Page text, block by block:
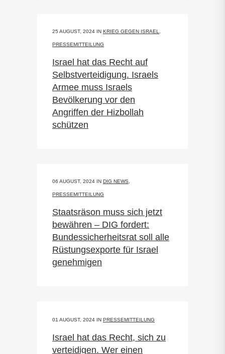
25 AUGUST, 2024 IN KRIEG GEGEN ISRAEL
PRESSEMITTEILUNG
Israel hat das Recht auf
Selbstverteidigung. Israels
Armee muss Israels
Bevölkerung vor den
Angriffen der Hizbollah
schützen
06 AUGUST, 2024 IN DIG NEWS
PRESSEMITTEILUNG
Staatsräson muss sich jetzt
bewähren – DIG fordert:
Bundessicherheitsrat soll alle
Rüstungsexporte für Israel
genehmigen
01 AUGUST, 2024 IN PRESSEMITTEILUNG
Israel hat das Recht, sich zu
verteidigen. Wer einen